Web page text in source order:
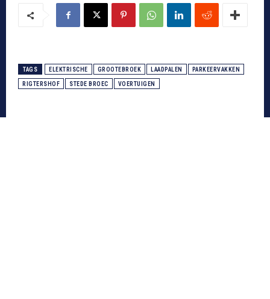
TAGS ELEKTRISCHE GROOTEBROEK LAADPALEN PARKEERVAKKEN
RIGTERSHOF STEDE BROEC VOERTUIGEN